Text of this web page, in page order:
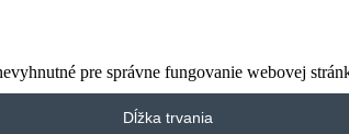
pre správne fungovanie webovej
Dĺžka trvania